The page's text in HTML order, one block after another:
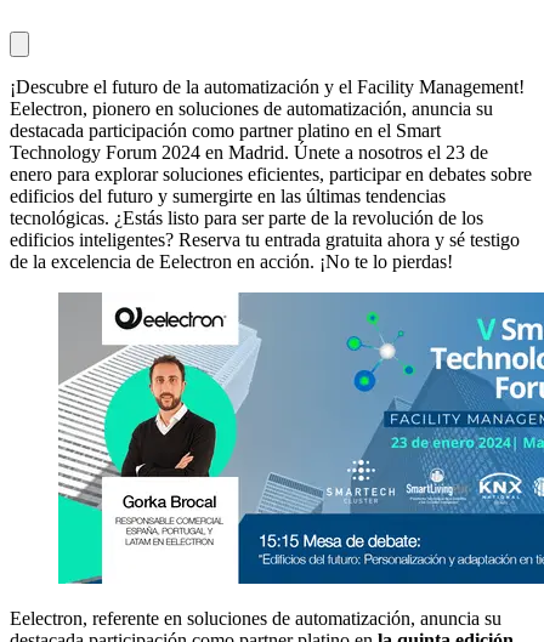
¡Descubre el futuro de la automatización y el Facility Management!
Eelectron, pionero en soluciones de automatización, anuncia su
destacada participación como partner platino en el Smart
Technology Forum 2024 en Madrid. Únete a nosotros el 23 de
enero para explorar soluciones eficientes, participar en debates sobre
edificios del futuro y sumergirte en las últimas tendencias
tecnológicas. ¿Estás listo para ser parte de la revolución de los
edificios inteligentes? Reserva tu entrada gratuita ahora y sé testigo
de la excelencia de Eelectron en acción. ¡No te lo pierdas!
Eelectron, referente en soluciones de automatización, anuncia su